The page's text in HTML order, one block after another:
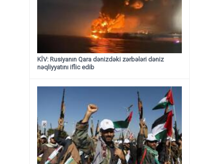
KİV: Rusiyanın Qara dənizdəki zərbələri dəniz
nəqliyyatını iflic edib